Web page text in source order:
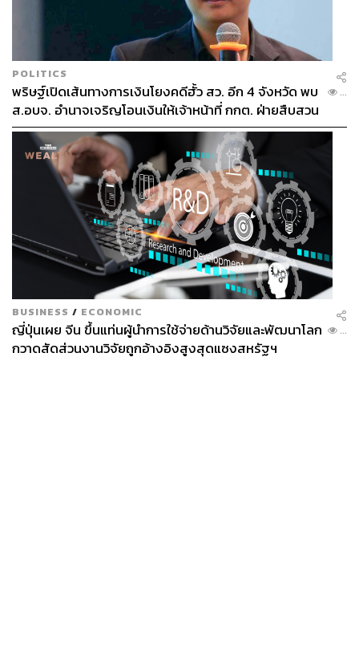
POLITICS
พริษฐ์เปิดเส้นทางการเงินโยงคดีฮั้ว สว. อีก 4 จังหวัด พบ
ส.อบจ. อำนาจเจริญโอนเงินให้เจ้าหน้าที่ กกต. ฝ่ายสืบสวน
...
BUSINESS / ECONOMIC
ญี่ปุ่นเผย จีน ขึ้นแท่นผู้นำการใช้จ่ายด้านวิจัยและพัฒนาโลก
กวาดสัดส่วนงานวิจัยถูกอ้างอิงสูงสุดแซงสหรัฐฯ
...